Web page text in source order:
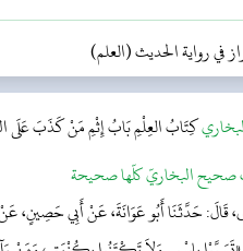
في رواية الحديث (العلم)
كِتَابُ العِلْمِبَابُ إِثْمِ مَنْ كَذَبَ عَلَى
صحيح البخاريّ كلّها صحيحة
قَالَ: حَدَّثَنَا أَبُو عَوَانَةَ، عَنْ أَبِي حَصِينٍ،